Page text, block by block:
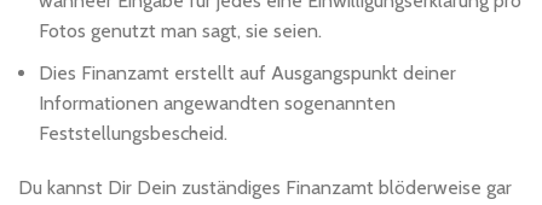
Fotos genutzt man sagt, sie seien.
Dies Finanzamt erstellt auf Ausgangspunkt deiner
Informationen angewandten sogenannten
Feststellungsbescheid.
Du kannst Dir Dein zuständiges Finanzamt blöderweise gar